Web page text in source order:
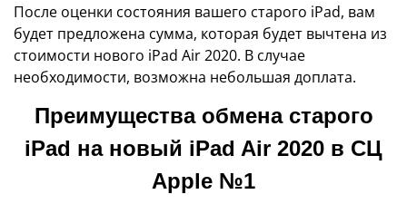
После оценки состояния вашего старого iPad, вам
будет предложена сумма, которая будет вычтена из
стоимости нового iPad Air 2020. В случае
необходимости, возможна небольшая доплата.
Преимущества обмена старого
iPad на новый iPad Air 2020 в СЦ
Apple №1